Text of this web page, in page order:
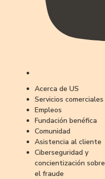
Acerca de US
Servicios comerciales
Empleos
Fundación benéfica
Comunidad
Asistencia al cliente
Ciberseguridad y
concientización sobre
el fraude